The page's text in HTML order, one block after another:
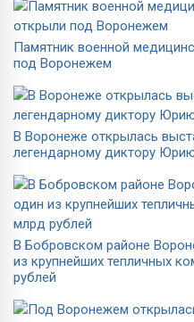
Памятник военной
под Воронежем
В Воронеже открылась
легендарному диктору
В Бобровском районе
из крупнейших тепличных
рублей